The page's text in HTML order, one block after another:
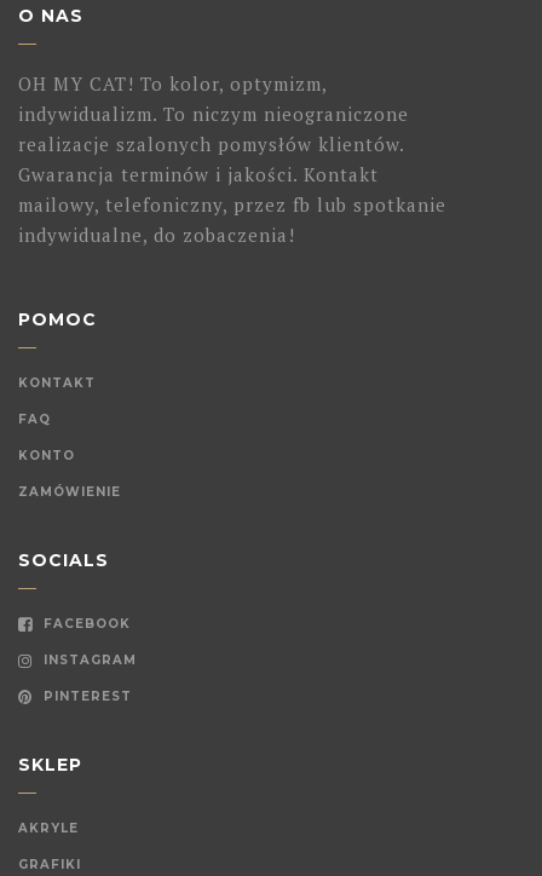
O NAS
OH MY CAT! To kolor, optymizm,
indywidualizm. To niczym nieograniczone
realizacje szalonych pomysłów klientów.
Gwarancja terminów i jakości. Kontakt
mailowy, telefoniczny, przez fb lub spotkanie
indywidualne, do zobaczenia!
POMOC
KONTAKT
FAQ
KONTO
ZAMÓWIENIE
SOCIALS
FACEBOOK
INSTAGRAM
PINTEREST
SKLEP
AKRYLE
GRAFIKI